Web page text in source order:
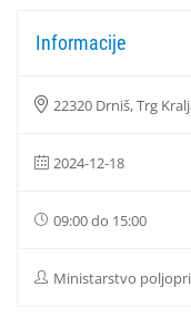
Informacije
22320 Drniš, Trg
2024-12-18
09:00 do 15:00
Ministarstvo